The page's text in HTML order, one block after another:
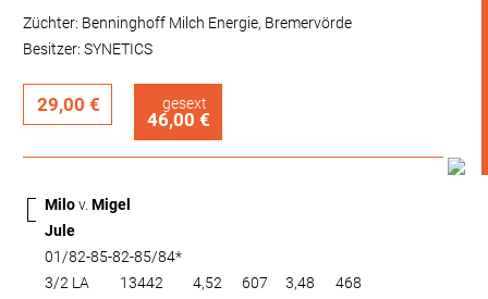
Züchter: Benninghoff Milch Energie, Bremervörde
Besitzer: SYNETICS
29,00 € gesext
46,00 €
Milov. Migel
Jule
01/82-85-82-85/84*
3/2 LA
13442 4,52 607 3,48
468